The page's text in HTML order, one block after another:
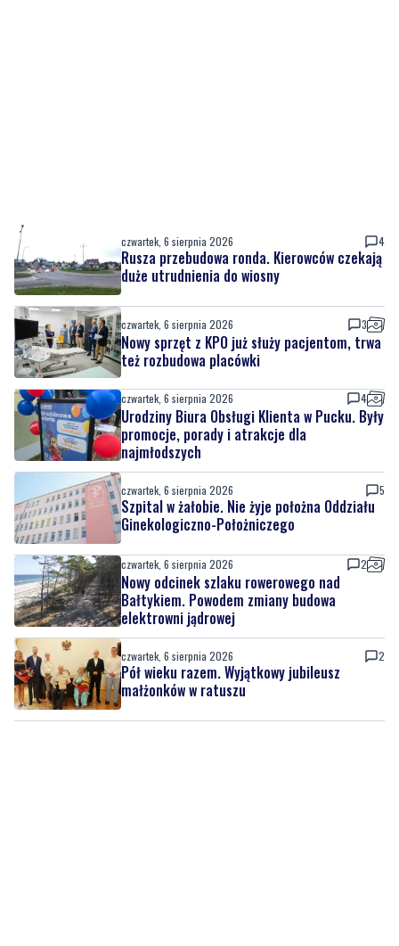
czwartek, 6 sierpnia 2026 4
Rusza przebudowa ronda. Kierowców czekają
duże utrudnienia do wiosny
czwartek, 6 sierpnia 2026 3
Nowy sprzęt z KPO już służy pacjentom, trwa
też rozbudowa placówki
czwartek, 6 sierpnia 2026 4
Urodziny Biura Obsługi Klienta w Pucku. Były
promocje, porady i atrakcje dla
najmłodszych
czwartek, 6 sierpnia 2026 5
Szpital w żałobie. Nie żyje położna Oddziału
Ginekologiczno-Położniczego
czwartek, 6 sierpnia 2026 2
Nowy odcinek szlaku rowerowego nad
Bałtykiem. Powodem zmiany budowa
elektrowni jądrowej
czwartek, 6 sierpnia 2026 2
Pół wieku razem. Wyjątkowy jubileusz
małżonków w ratuszu